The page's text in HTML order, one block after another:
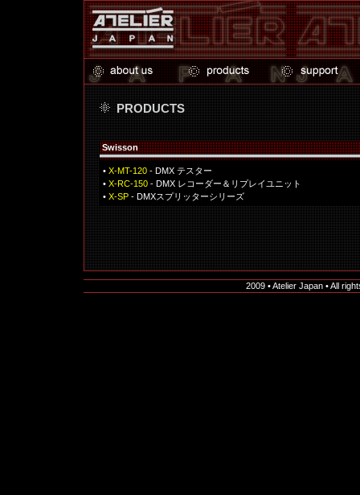
PRODUCTS
Swisson
• X-MT-120- DMX テスター
• X-RC-150- DMX レコーダー＆リプレイユニット
• X-SP- DMXスプリッターシリーズ
2009 • Atelier Japan • All